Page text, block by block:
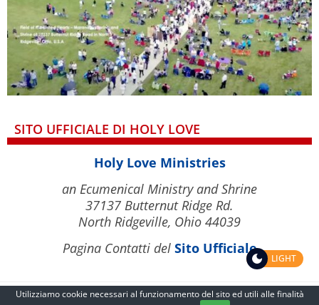
SITO UFFICIALE DI HOLY LOVE
Holy Love Ministries
an Ecumenical Ministry and Shrine
37137 Butternut Ridge Rd.
North Ridgeville, Ohio 44039
Pagina Contatti del Sito Ufficiale
Utilizziamo cookie necessari al funzionamento del sito ed utili alle finalità
LIGHT